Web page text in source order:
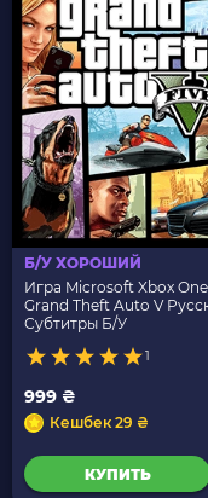
Б/У ХОРОШИЙ
Игра Microsoft Xbox One
Grand Theft Auto V
Субтитры Б/У
1
999 ₴
Кешбек 29 ₴
КУПИТЬ